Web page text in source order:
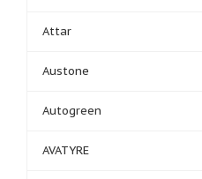
Attar
Austone
Autogreen
AVATYRE